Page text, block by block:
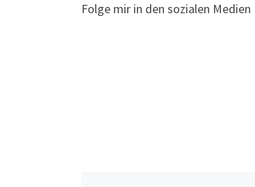
Folge mir in den sozialen Medien